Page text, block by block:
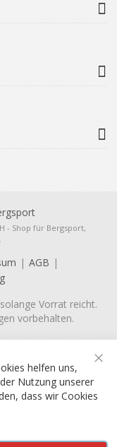
- Shop für Bergsport,
AGB
Vorrat reicht.
vorbehalten.
helfen uns,
Nutzung unserer
dass wir Cookies